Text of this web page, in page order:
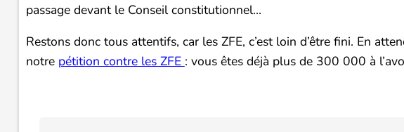
passage devant le Conseil constitutionnel…
Restons donc tous attentifs, car les ZFE, c’est loin d’être fini. En
notre pétition contre les ZFE : vous êtes déjà plus de 300 000 à